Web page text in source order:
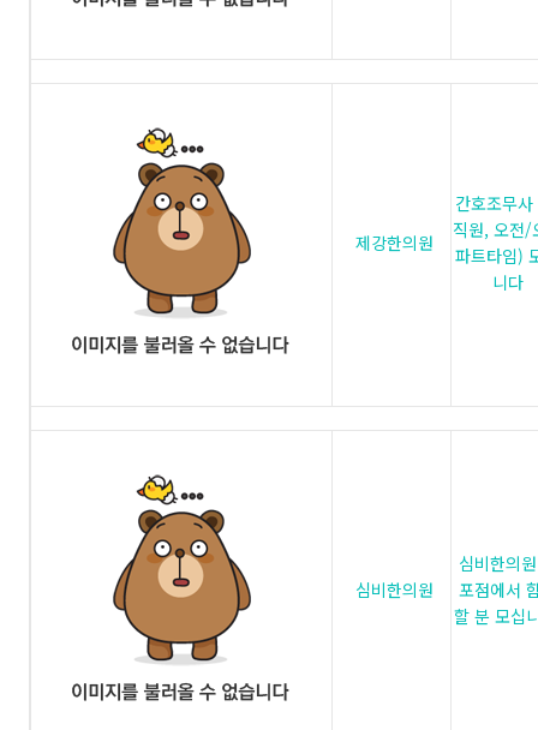
제강한의원
간호조무
직원, 오전/
파트타임)
니다
심비한의원
심비한의
포점에서
할 분 모십